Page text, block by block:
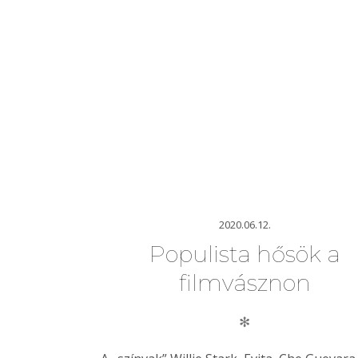
2020.06.12.
Populista hősök a
filmvásznon
✻